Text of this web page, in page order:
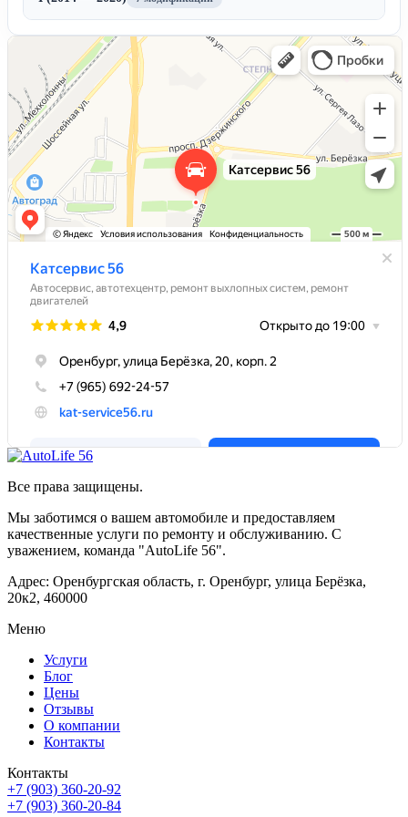
Все права защищены.
Мы заботимся о вашем автомобиле и предоставляем
качественные услуги по ремонту и обслуживанию. С
уважением, команда "AutoLife 56".
Адрес: Оренбургская область, г. Оренбург, улица Берёзка,
20к2, 460000
Меню
Услуги
Блог
Цены
Отзывы
О компании
Контакты
Контакты
+7 (903) 360-20-92
+7 (903) 360-20-84